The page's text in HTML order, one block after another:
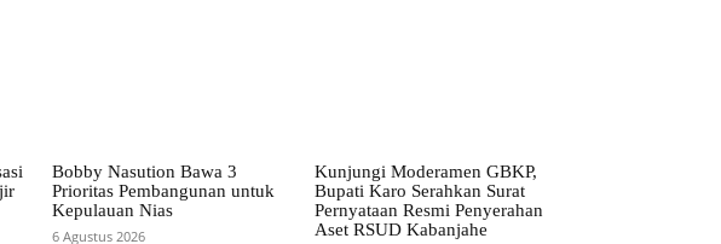
Bobby Nasution Bawa 3
Prioritas Pembangunan untuk
Kepulauan Nias
6 Agustus 2026
Kunjungi Moderamen GBKP,
Bupati Karo Serahkan Surat
Pernyataan Resmi Penyerahan
Aset RSUD Kabanjahe